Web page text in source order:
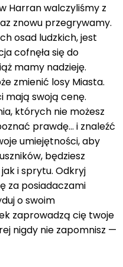
Harran walczyliśmy z
znowu przegrywamy.
osad ludzkich, jest
cofnęła się do
mamy nadzieję.
zmienić losy Miasta.
mają swoją cenę.
których nie możesz
prawdę… i znaleźć
umiejętności, aby
będziesz
i sprytu. Odkryj
za posiadaczami
o swoim
zaprowadzą cię twoje
nigdy nie zapomnisz —